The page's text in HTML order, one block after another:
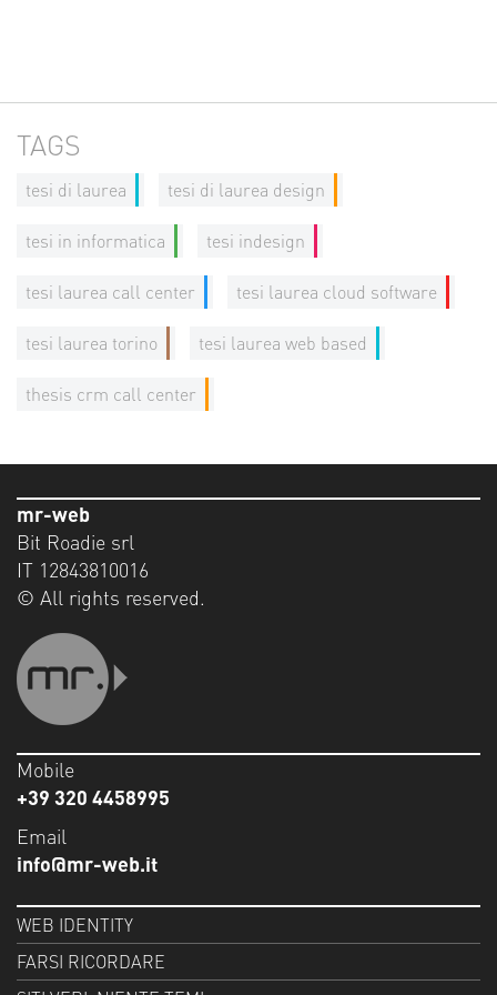
TAGS
tesi di laurea tesi di laurea design
tesi in informatica tesi indesign
tesi laurea call center tesi laurea cloud software
tesi laurea torino tesi laurea web based
thesis crm call center
mr-web
Bit Roadie srl
IT 12843810016
© All rights reserved.
Mobile
+39 320 4458995
Email
info@mr-web.it
WEB IDENTITY
FARSI RICORDARE